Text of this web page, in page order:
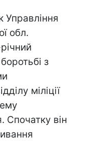
Управління
обл.
з
міліції
Спочатку він